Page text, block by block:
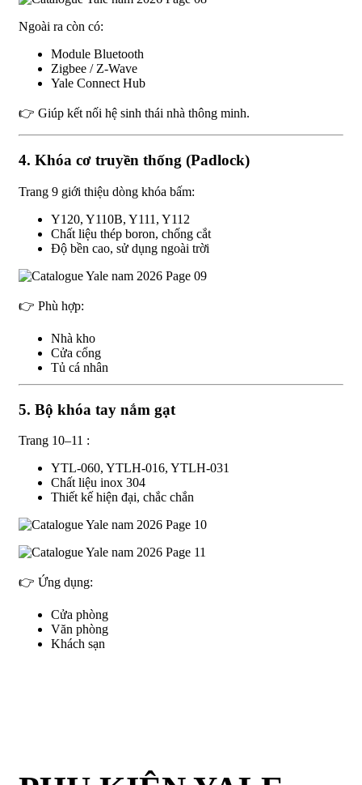
Ngoài ra còn có:
Module Bluetooth
Zigbee / Z-Wave
Yale Connect Hub
👉 Giúp kết nối hệ sinh thái nhà thông minh.
4. Khóa cơ truyền thống (Padlock)
Trang 9 giới thiệu dòng khóa bấm:
Y120, Y110B, Y111, Y112
Chất liệu thép boron, chống cắt
Độ bền cao, sử dụng ngoài trời
👉 Phù hợp:
Nhà kho
Cửa cổng
Tủ cá nhân
5. Bộ khóa tay nắm gạt
Trang 10–11 :
YTL-060, YTLH-016, YTLH-031
Chất liệu inox 304
Thiết kế hiện đại, chắc chắn
👉 Ứng dụng:
Cửa phòng
Văn phòng
Khách sạn